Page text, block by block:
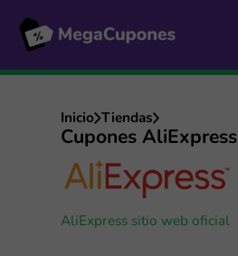
Inicio Tiendas
Cupones AliExpress
AliExpress sitio web oficial